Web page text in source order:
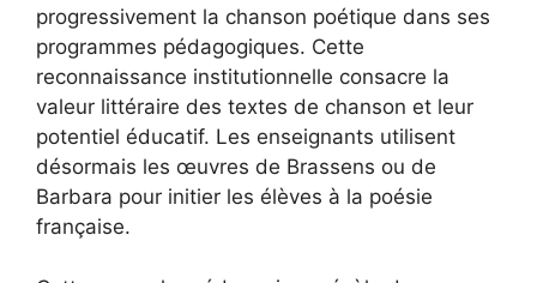
progressivement la chanson poétique dans ses
programmes pédagogiques. Cette
reconnaissance institutionnelle consacre la
valeur littéraire des textes de chanson et leur
potentiel éducatif. Les enseignants utilisent
désormais les œuvres de Brassens ou de
Barbara pour initier les élèves à la poésie
française.